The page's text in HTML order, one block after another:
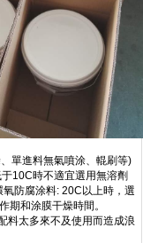
單進料無氣噴涂、輥刷等)
10C時不適宜選用無溶劑
防腐涂料: 20C以上時，選
期和涂膜干燥時間。
料太多來不及使用而造成浪